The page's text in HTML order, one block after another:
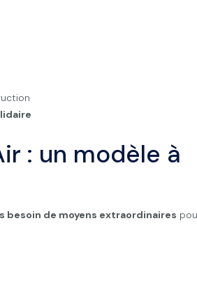
: un modèle à
besoin de moyens extraordinaires